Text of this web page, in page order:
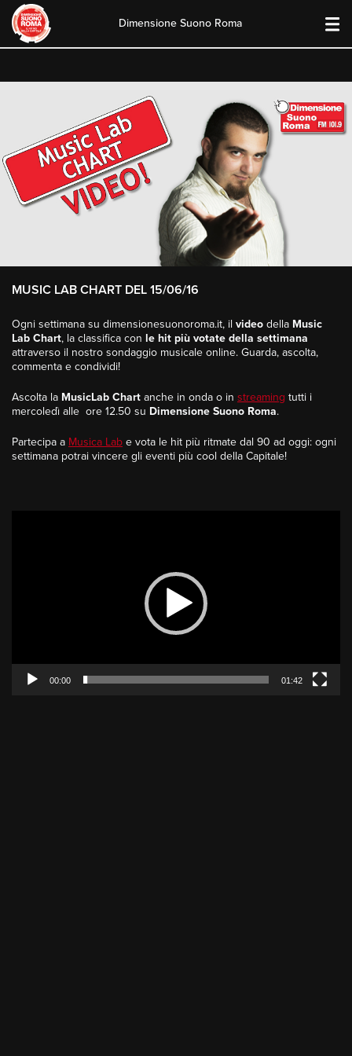
content
Dimensione Suono Roma
MUSIC LAB CHART DEL 15/06/16
Ogni settimana su dimensionesuonoroma.it, il video della Music
Lab Chart, la classifica con le hit più votate della settimana
attraverso il nostro sondaggio musicale online. Guarda, ascolta,
commenta e condividi!
Ascolta la MusicLab Chart anche in onda o in streaming tutti i
mercoledì alle ore 12.50 su Dimensione Suono Roma.
Partecipa a Musica Lab e vota le hit più ritmate dal 90 ad oggi: ogni
settimana potrai vincere gli eventi più cool della Capitale!
00:00 01:42